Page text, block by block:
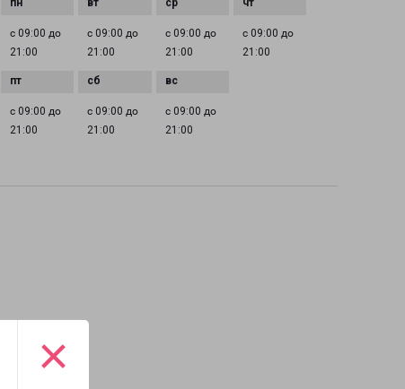
×
с 09:00 до
21:00
с 09:00 до
21:00
с 09:00 до
21:00
с 09:00 до
21:00
с 09:00 до
21:00
с 09:00 до
21:00
с 09:00 до
21:00